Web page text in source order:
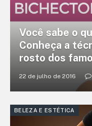
Você sabe o
Conheça a
rosto dos
22 de julho de 2016
BELEZA E ESTÉTICA